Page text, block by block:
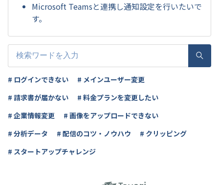
Microsoft Teamsと連携し通知設定を行いたいで
す。
# ログインできない
# メインユーザー変更
# 請求書が届かない
# 料金プランを変更したい
# 企業情報変更
# 画像をアップロードできない
# 分析データ
# 配信のコツ・ノウハウ
# クリッピング
# スタートアップチャレンジ